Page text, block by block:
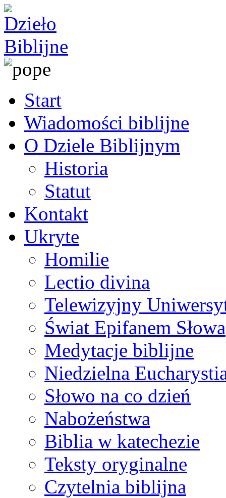
Start
Wiadomości biblijne
O Dziele Biblijnym
Historia
Statut
Kontakt
Ukryte
Homilie
Lectio divina
Telewizyjny
Świat Epifanem Słowa
Medytacje biblijne
Niedzielna
Słowo na co dzień
Nabożeństwa
Biblia w katechezie
Teksty oryginalne
Czytelnia biblijna